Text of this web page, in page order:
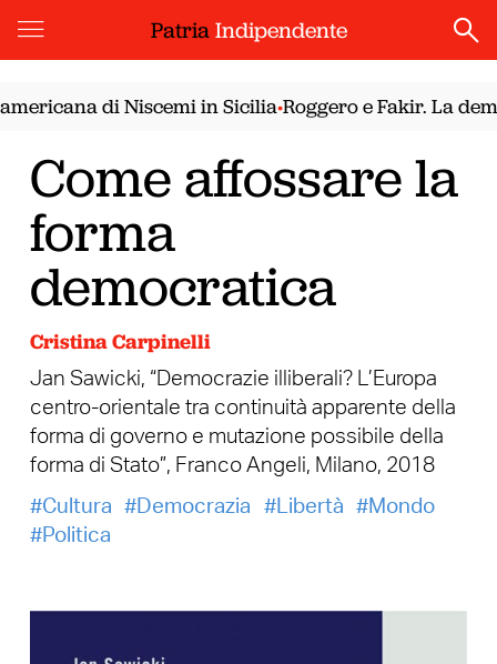
PatriaIndipendente
di Niscemi in Sicilia•Roggero e Fakir. La
Come affossare la
forma
democratica
Cristina Carpinelli
Jan Sawicki, “Democrazie illiberali? L’Europa
centro-orientale tra continuità apparente della
forma di governo e mutazione possibile della
forma di Stato”, Franco Angeli, Milano, 2018
Cultura
Democrazia Libertà
Mondo
Politica